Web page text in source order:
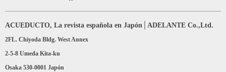
ACUEDUCTO, La revista española en Japón│ADELANTE Co.,Ltd.
2FL. Chiyoda Bldg. West Annex
2-5-8 Umeda Kita-ku
Osaka 530-0001 Japón